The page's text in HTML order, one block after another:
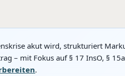
akut wird, strukturiert
– mit Fokus auf § 17 InsO, §
.